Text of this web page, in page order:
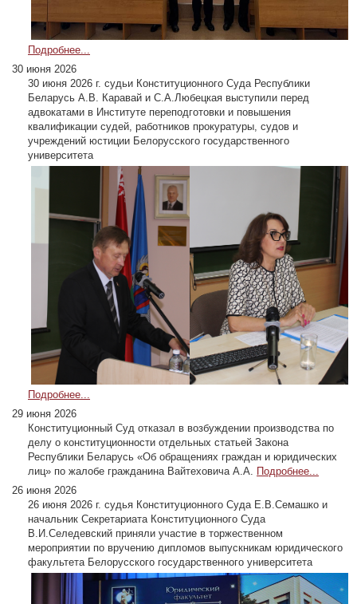
Подробнее...
30 июня 2026
30 июня 2026 г. судьи Конституционного Суда Республики
Беларусь А.В. Каравай и С.А.Любецкая выступили перед
адвокатами в Институте переподготовки и повышения
квалификации судей, работников прокуратуры, судов и
учреждений юстиции Белорусского государственного
университета
Подробнее...
29 июня 2026
Конституционный Суд отказал в возбуждении производства по
делу о конституционности отдельных статьей Закона
Республики Беларусь «Об обращениях граждан и юридических
лиц» по жалобе гражданина Вайтеховича А.А. Подробнее...
26 июня 2026
26 июня 2026 г. судья Конституционного Суда Е.В.Семашко и
начальник Секретариата Конституционного Суда
В.И.Селедевский приняли участие в торжественном
мероприятии по вручению дипломов выпускникам юридического
факультета Белорусского государственного университета